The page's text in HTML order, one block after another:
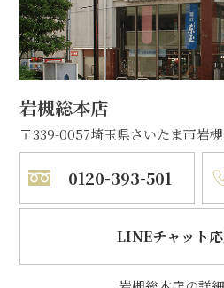
岩槻総本店
〒339-0057埼玉県さいたま市岩
0120-393-501
LINEチャット